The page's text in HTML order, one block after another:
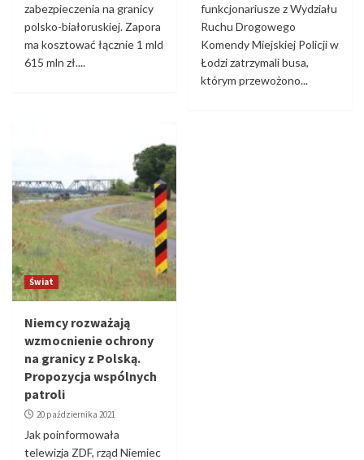
zabezpieczenia na granicy
polsko-białoruskiej. Zapora
ma kosztować łącznie 1 mld
615 mln zł....
funkcjonariusze z Wydziału
Ruchu Drogowego
Komendy Miejskiej Policji w
Łodzi zatrzymali busa,
którym przewożono...
Świat
Niemcy rozważają
wzmocnienie ochrony
na granicy z Polską.
Propozycja wspólnych
patroli
20 października 2021
Jak poinformowała
telewizja ZDF, rząd Niemiec